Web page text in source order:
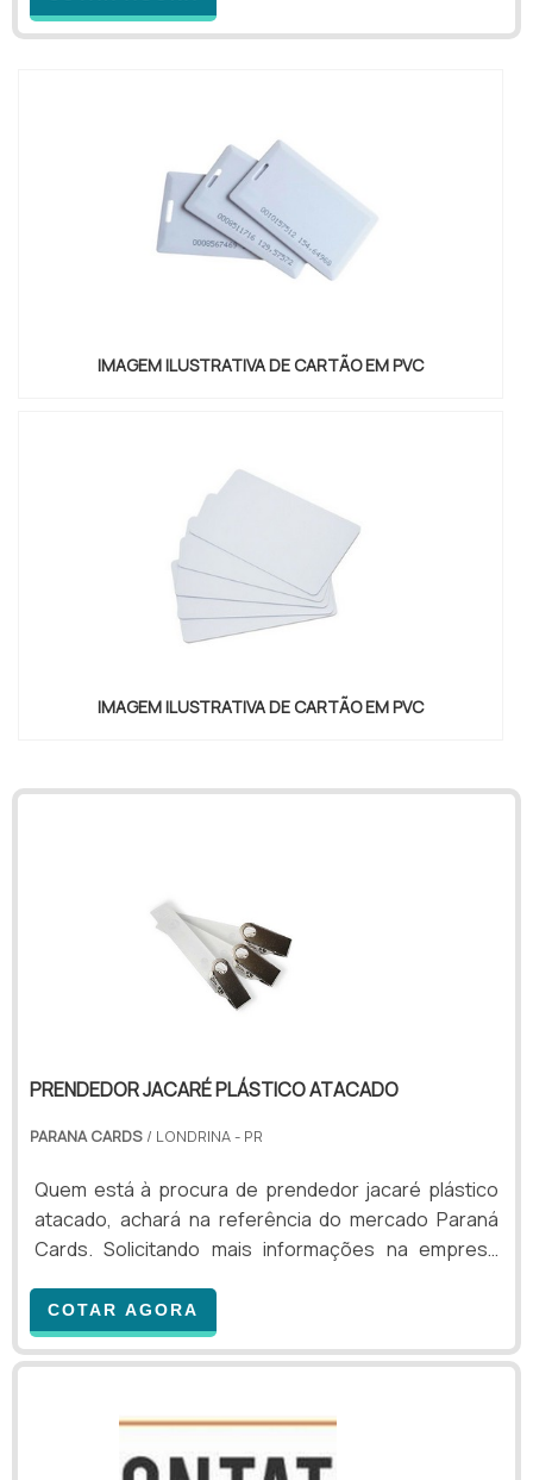
e visitantes a um determinado estabelecimento.
IMAGEM ILUSTRATIVA DE CARTÃO EM PVC
IMAGEM ILUSTRATIVA DE CARTÃO EM PVC
PRENDEDOR JACARÉ PLÁSTICO ATACADO
PARANA CARDS / LONDRINA - PR
Quem está à procura de prendedor jacaré plástico
atacado, achará na referência do mercado Paraná
Cards. Solicitando mais informações na empresa
qualidade. Quando o tema é prendedor jacaré
plástico atacado, na Paraná Cards o cliente poderá
contar excelente custo-benefício com pagamento
PLÁSTICO ATACADOA Paraná Cards foca seus
esforços em proporcionar aos clientes uma
COTAR AGORA